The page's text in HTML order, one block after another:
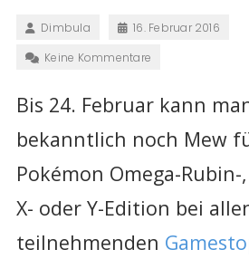
Dimbula
16. Februar 2016
Keine Kommentare
Bis 24. Februar kann
bekanntlich noch Mew
Pokémon Omega-Rubin-
X- oder Y-Edition bei
teilnehmenden